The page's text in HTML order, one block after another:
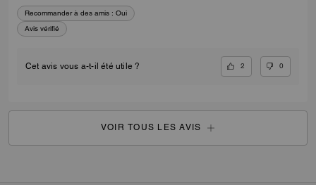
Recommander à des amis : Oui
Avis vérifié
Cet avis vous a-t-il été utile ? 2 0
VOIR TOUS LES AVIS